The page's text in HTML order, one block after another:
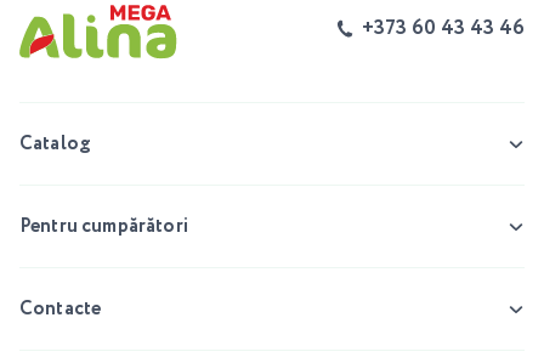
+373 60 43 43 46
Catalog
Pentru cumpărători
Contacte